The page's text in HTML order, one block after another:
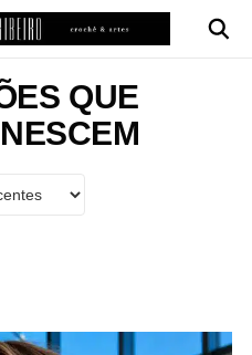
QUE